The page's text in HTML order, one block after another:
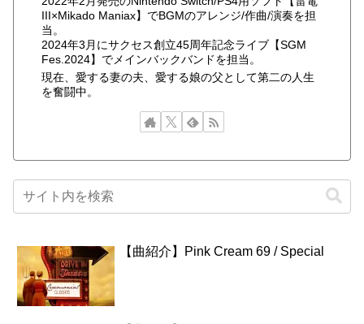
III×Mikado Maniax】でBGMのアレンジ/作曲/演奏を担
当。
2024年3月にサクセス創立45周年記念ライブ【SGM
Fes.2024】でメインバックバンドを担当。
現在、愛する妻の夫、愛する娘の父として第二の人生
を奮闘中。
【曲紹介】Pink Cream 69 / Special